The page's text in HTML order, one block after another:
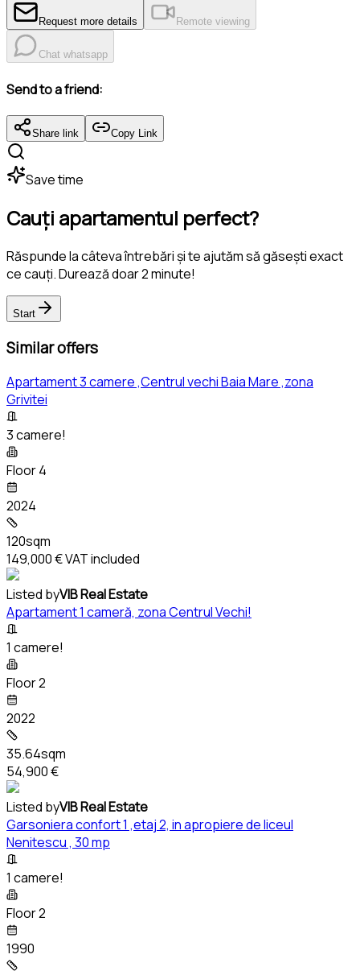
Request more details Remote viewing
Chat whatsapp
Send to a friend:
Share link Copy Link
Save time
Cauți apartamentul perfect?
Răspunde la câteva întrebări și te ajutăm să găsești exact
ce cauți. Durează doar 2 minute!
Start
Similar offers
Apartament 3 camere ,Centrul vechi Baia Mare ,zona
Grivitei
3 camere!
Floor 4
2024
120sqm
149,000 €VAT included
Listed byVIB Real Estate
Apartament 1 cameră, zona Centrul Vechi!
1 camere!
Floor 2
2022
35.64sqm
54,900 €
Listed byVIB Real Estate
Garsoniera confort 1 ,etaj 2, in apropiere de liceul
Nenitescu , 30 mp
1 camere!
Floor 2
1990